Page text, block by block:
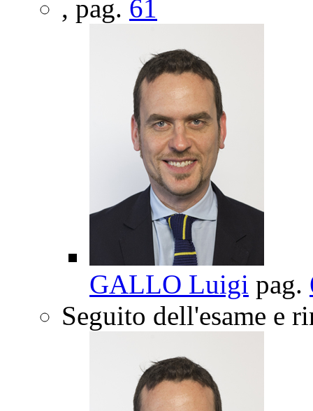
, pag. 61
GALLO Luigi pag.
Seguito dell'esame e